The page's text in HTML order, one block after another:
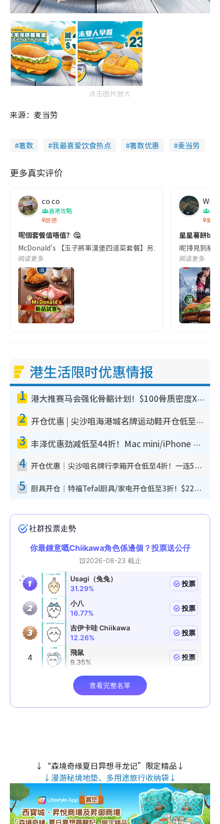
点击图片放大
来源：麦当劳
著数 我最喜爱饮食热点 著数优惠 麦当劳
更多真实评价
co co
香港攻略
啟德
呢個套餐值唔值？🤔
McDonald's 【玉子將軍漢堡四道菜套餐】另加13蚊換兩件雞翼
阅读更多
麥當
星星薯餅
呢排見到星
阅读更多
港生活限时优惠情报
1 港大推赛马会强化骨骼计划！$100骨质密度X光检查 完成免费运动训练送超市礼券！附参加资格
2 开仓优惠 | 尖沙咀海港城名牌运动鞋开仓低至1折！On鞋$899起/Joy&Peace鞋履$98起
3 丰泽优惠劲减低至44折！Mac mini/iPhone 17 Pro大减价！厨房家电$220起
4 开仓优惠｜尖沙咀名牌行李箱开仓低至4折！一连5日 American Tourister/ace./Hallmark $200起
5 厨具开仓｜特福Tefal厨具/家电开仓低至3折！$220起买平底锅/炒锅/汤锅！电饭煲/吸尘器/挂烫机$418起
↓“森境奇缘夏日异想寻龙记”限定精品↓
↓漫游秘境地垫、多用途旅行收纳袋↓